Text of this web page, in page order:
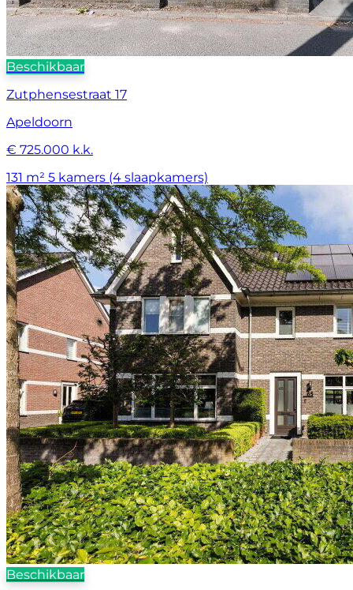
Beschikbaar
Zutphensestraat 17
Apeldoorn
€ 725.000 k.k.
131 m² 5 kamers (4 slaapkamers)
Beschikbaar